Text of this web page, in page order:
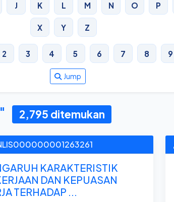
J K L M N O P
X Y Z
2 3 4 5 6 7 8 9
Jump
" 2,795 ditemukan
KARAKTERISTIK
DAN KEPUASAN
TERHADAP ...